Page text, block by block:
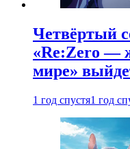
Четвёртый
«Re:Zero —
мире»
1 год спустя1 год